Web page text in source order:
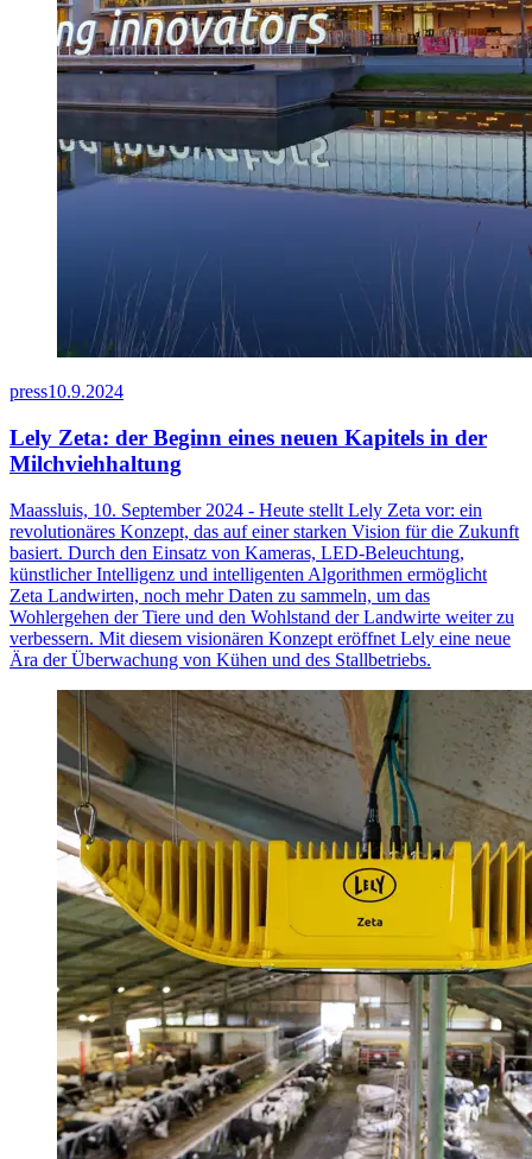
press10.9.2024
Lely Zeta: der Beginn eines neuen Kapitels in der
Milchviehhaltung
Maassluis, 10. September 2024 - Heute stellt Lely Zeta vor: ein
revolutionäres Konzept, das auf einer starken Vision für die Zukunft
basiert. Durch den Einsatz von Kameras, LED-Beleuchtung,
künstlicher Intelligenz und intelligenten Algorithmen ermöglicht
Zeta Landwirten, noch mehr Daten zu sammeln, um das
Wohlergehen der Tiere und den Wohlstand der Landwirte weiter zu
verbessern. Mit diesem visionären Konzept eröffnet Lely eine neue
Ära der Überwachung von Kühen und des Stallbetriebs.